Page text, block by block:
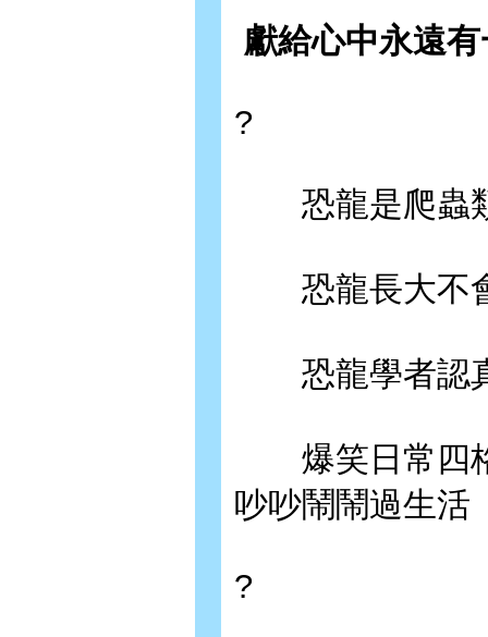
獻給心中永遠
?
恐龍是爬蟲類
恐龍長大不會
恐龍學者認真
爆笑日常四格
吵吵鬧鬧過生活
?